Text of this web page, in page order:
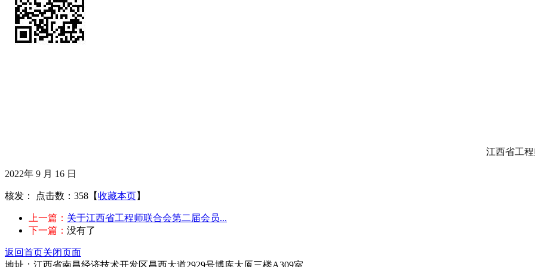
江西省工
2022年 9 月 16 日
核发： 点击数：358 【收藏本页】
上一篇： 关于江西省工程师联合会第二届会员...
下一篇： 没有了
返回首页关闭页面
地址：江西省南昌经济技术开发区昌西大道2929号博库大厦三楼A309室